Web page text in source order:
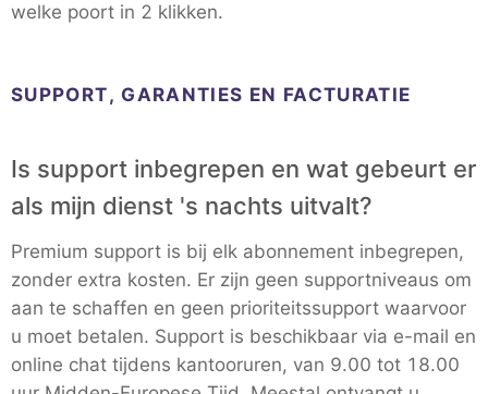
welke poort in 2 klikken.
SUPPORT, GARANTIES EN FACTURATIE
Is support inbegrepen en wat gebeurt er
als mijn dienst 's nachts uitvalt?
Premium support is bij elk abonnement inbegrepen,
zonder extra kosten. Er zijn geen supportniveaus om
aan te schaffen en geen prioriteitssupport waarvoor
u moet betalen. Support is beschikbaar via e-mail en
online chat tijdens kantooruren, van 9.00 tot 18.00